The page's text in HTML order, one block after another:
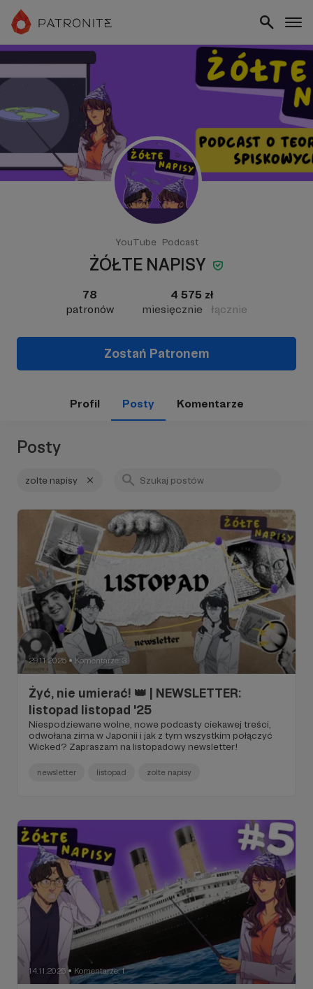
YouTube Podcast
ŻÓŁTE NAPISY
78
patronów
4 575 zł
miesięcznie
łącznie
Zostań Patronem
Profil Posty Komentarze
Posty
zolte napisy
29.11.2025 ● Komentarze: 3
Żyć, nie umierać! 👑 | NEWSLETTER:
listopad listopad '25
Niespodziewane wolne, nowe podcasty ciekawej treści,
odwołana zima w Japonii i jak z tym wszystkim połączyć
Wicked? Zapraszam na listopadowy newsletter!
newsletter listopad zolte napisy
14.11.2025 ● Komentarze: 1